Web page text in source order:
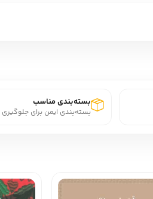
بسته‌بندی مناسب
بسته‌بندی ایمن برای جلوگیری